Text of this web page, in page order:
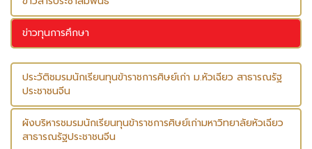
ข่าวทุนการศึกษา
ประวัติชมรมนักเรียนทุนข้าราชการศิษย์เก่า ม.หัวเฉียว สาธารณรัฐ
ประชาชนจีน
ผังบริหารชมรมนักเรียนทุนข้าราชการศิษย์เก่ามหาวิทยาลัยหัวเฉียว
สาธารณรัฐประชาชนจีน